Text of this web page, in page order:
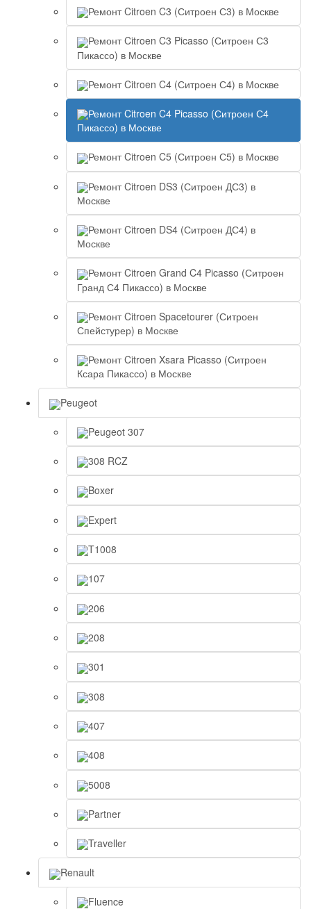
Ремонт Citroen C3 (Ситроен С3) в Москве
Ремонт Citroen C3 Picasso (Ситроен С3
Пикассо) в Москве
Ремонт Citroen C4 (Ситроен С4) в Москве
Ремонт Citroen C4 Picasso (Ситроен С4
Пикассо) в Москве
Ремонт Citroen C5 (Ситроен С5) в Москве
Ремонт Citroen DS3 (Ситроен ДС3) в
Москве
Ремонт Citroen DS4 (Ситроен ДС4) в
Москве
Ремонт Citroen Grand C4 Picasso (Ситроен
Гранд С4 Пикассо) в Москве
Ремонт Citroen Spacetourer (Ситроен
Спейстурер) в Москве
Ремонт Citroen Xsara Picasso (Ситроен
Ксара Пикассо) в Москве
Peugeot
Peugeot 307
308 RCZ
Boxer
Expert
T1008
107
206
208
301
308
407
408
5008
Partner
Traveller
Renault
Fluence